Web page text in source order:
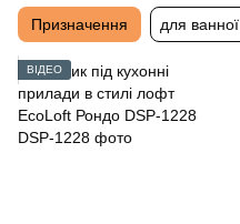
Призначення для ванної
ВІДЕО